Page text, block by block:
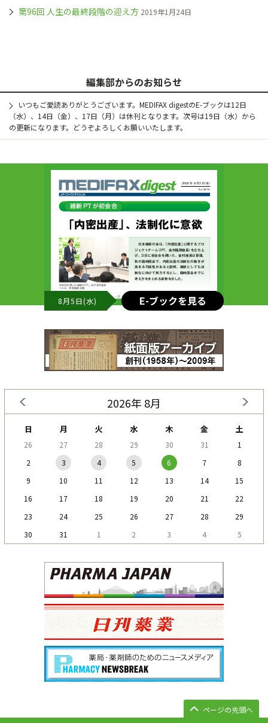
第96回 人生の最終段階の迎え方 2019年1月24日
編集部からのお知らせ
いつもご愛読ありがとうございます。MEDIFAX digestのE-ブックは12日
（水）、14日（金）、17日（月）は休刊となります。次号は19日（水）から
の更新になります。どうぞよろしくお願いいたします。
8月5日(水) E-ブックを見る
2026年 8月
日 月 火 水 木 金 土
26 27 28 29 30 31
1
2
3 4 5 6 7
8
9
10 11 12 13 14
15
16
17 18 19 20 21
22
23
24 25 26 27 28
29
30
31 1 2 3 4 5
ページの先頭へ